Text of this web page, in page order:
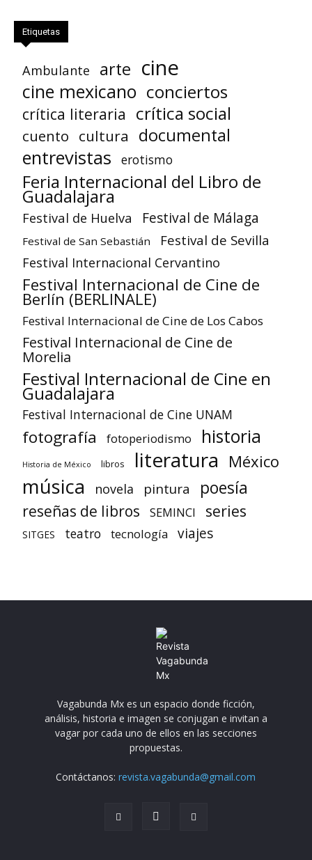
Etiquetas
Ambulante arte cine
cine mexicano conciertos
crítica literaria crítica social
cuento cultura documental
entrevistas erotismo
Feria Internacional del Libro de
Guadalajara
Festival de Huelva Festival de Málaga
Festival de San Sebastián Festival de Sevilla
Festival Internacional Cervantino
Festival Internacional de Cine de
Berlín (BERLINALE)
Festival Internacional de Cine de Los Cabos
Festival Internacional de Cine de
Morelia
Festival Internacional de Cine en
Guadalajara
Festival Internacional de Cine UNAM
fotografía fotoperiodismo historia
Historia de México libros literatura México
música novela pintura poesía
reseñas de libros SEMINCI series
SITGES teatro tecnología viajes
Vagabunda Mx es un espacio donde ficción,
análisis, historia e imagen se conjugan e invitan a
vagar por cada uno de ellos en las secciones
propuestas.
Contáctanos:revista.vagabunda@gmail.com